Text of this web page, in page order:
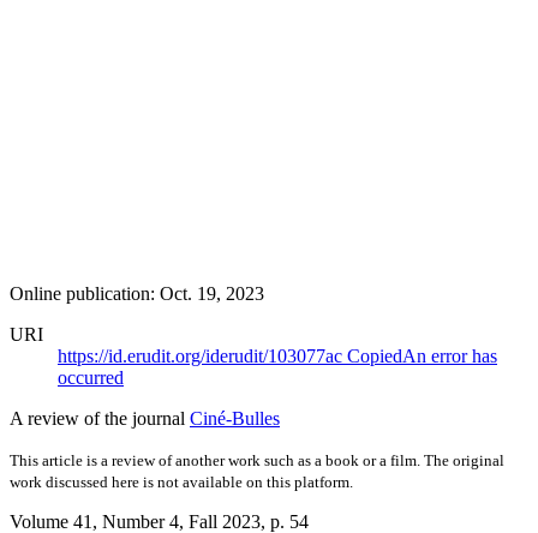
Online publication: Oct. 19, 2023
URI
https://id.erudit.org/iderudit/103077ac CopiedAn error has
occurred
A review of the journal Ciné-Bulles
This article is a review of another work such as a book or a film. The original
work discussed here is not available on this platform.
Volume 41, Number 4, Fall 2023, p. 54